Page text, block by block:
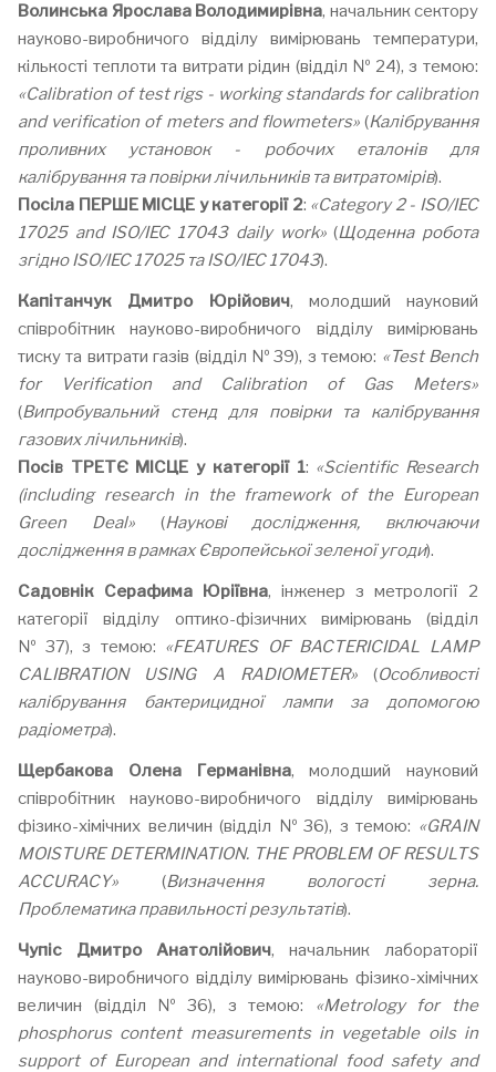
Волинська Ярослава Володимирівна, начальник сектору
науково-виробничого відділу вимірювань температури,
кількості теплоти та витрати рідин (відділ № 24), з темою:
«Calibration of test rigs - working standards for calibration
and verification of meters and flowmeters»(Калібрування
проливних установок - робочих еталонів для
калібрування та повірки лічильників та витратомірів).
Посіла ПЕРШЕ МІСЦЕ у категорії 2: «Category 2 - ISO/IEC
17025 and ISO/IEC 17043 daily work»(Щоденна робота
згідно ISO/IEC 17025 та ISO/IEC 17043).
Капітанчук Дмитро Юрійович, молодший науковий
співробітник науково-виробничого відділу вимірювань
тиску та витрати газів (відділ № 39), з темою: «Test Bench
for Verification and Calibration of Gas Meters»
(Випробувальний стенд для повірки та калібрування
газових лічильників).
Посів ТРЕТЄ МІСЦЕ у категорії 1: «Scientific Research
(including research in the framework of the European
Green Deal»(Наукові дослідження, включаючи
дослідження в рамках Європейської зеленої угоди).
Садовнік Серафима Юріївна, інженер з метрології 2
категорії відділу оптико-фізичних вимірювань (відділ
№ 37), з темою: «FEATURES OF BACTERICIDAL LAMP
CALIBRATION USING A RADIOMETER»(Особливості
калібрування бактерицидної лампи за допомогою
радіометра).
Щербакова Олена Германівна, молодший науковий
співробітник науково-виробничого відділу вимірювань
фізико-хімічних величин (відділ № 36), з темою: «GRAIN
MOISTURE DETERMINATION. THE PROBLEM OF RESULTS
ACCURACY» (Визначення вологості зерна.
Проблематика правильності результатів).
Чупіс Дмитро Анатолійович, начальник лабораторії
науково-виробничого відділу вимірювань фізико-хімічних
величин (відділ № 36), з темою: «Metrology for the
phosphorus content measurements in vegetable oils in
support of European and international food safety and